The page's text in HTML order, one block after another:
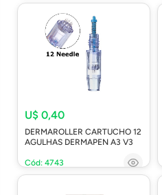
U$ 0,40
DERMAROLLER CARTUCHO 12
AGULHAS DERMAPEN A3 V3
Cód: 4743